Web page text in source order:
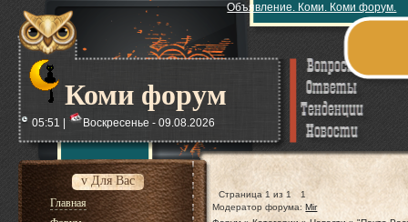
Коми форум
Объявление. Коми. Коми форум.
05:51 | Воскресенье - 09.08.2026
v Для Вас
Главная
Страница1 из 1
1
Модератор форума:Mir